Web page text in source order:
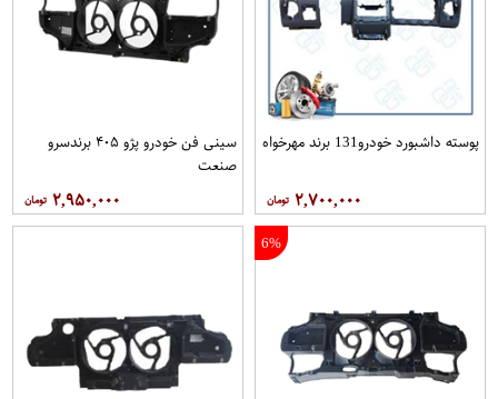
پوسته داشبورد خودرو131 برند مهرخواه
۲,۷۰۰,۰۰۰
سینی فن خودرو پژو ۴۰۵ برندسرو
صنعت
۲,۹۵۰,۰۰۰
6%